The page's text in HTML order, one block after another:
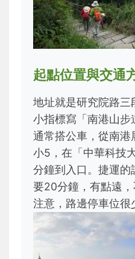
起點位置與交通
地址就是研究院路
小指標寫「南港山
通常搭公車，從南
小5，在「中華科技
分鐘到入口。捷運的
要20分鐘，有點遠
注意，路邊停車位很